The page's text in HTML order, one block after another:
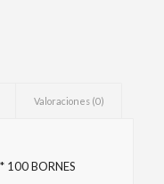
Valoraciones (0)
100 BORNES